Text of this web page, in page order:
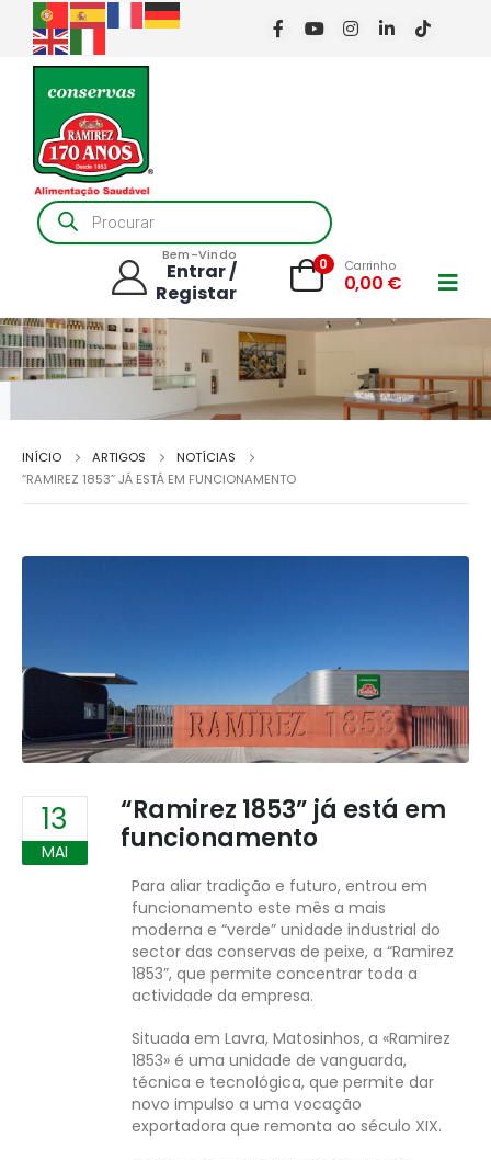
Products
search
Bem-Vindo
Entrar /
Registar
0 Carrinho
0,00 €
INÍCIO ARTIGOS
NOTÍCIAS
“RAMIREZ 1853” JÁ ESTÁ EM FUNCIONAMENTO
13
MAI
“Ramirez 1853” já está em
funcionamento
Para aliar tradição e futuro, entrou em
funcionamento este mês a mais
moderna e “verde” unidade industrial do
sector das conservas de peixe, a “Ramirez
1853”, que permite concentrar toda a
actividade da empresa.
Situada em Lavra, Matosinhos, a «Ramirez
1853» é uma unidade de vanguarda,
técnica e tecnológica, que permite dar
novo impulso a uma vocação
exportadora que remonta ao século XIX.